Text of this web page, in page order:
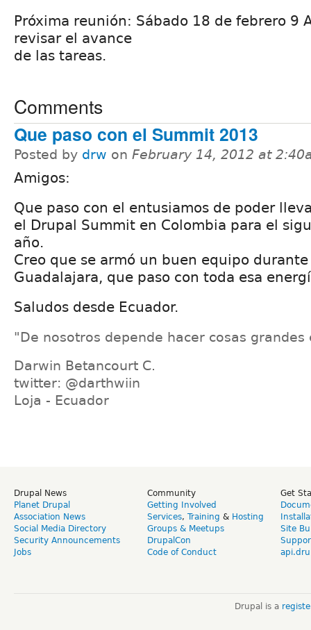
Próxima reunión: Sábado 18 de febrero 9
revisar el avance
de las tareas.
Comments
Que paso con el Summit 2013
Posted by drw on February 14, 2012 at
Amigos:
Que paso con el entusiamos de poder
el Drupal Summit en Colombia para el
año.
Creo que se armó un buen equipo
Guadalajara, que paso con toda esa
Saludos desde Ecuador.
"De nosotros depende hacer cosas
Darwin Betancourt C.
twitter: @darthwiin
Loja - Ecuador
Drupal News
Planet Drupal
Association News
Social Media Directory
Security Announcements
Jobs
Community
Getting Involved
Services, Training & Hosting
Groups & Meetups
DrupalCon
Code of Conduct
Get
Site
Drupal is a